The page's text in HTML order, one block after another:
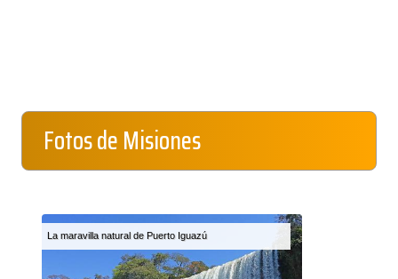
Fotos de Misiones
La maravilla natural de Puerto Iguazú